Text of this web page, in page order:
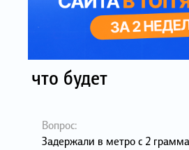
что будет
Вопрос:
Задержали в метро с 2